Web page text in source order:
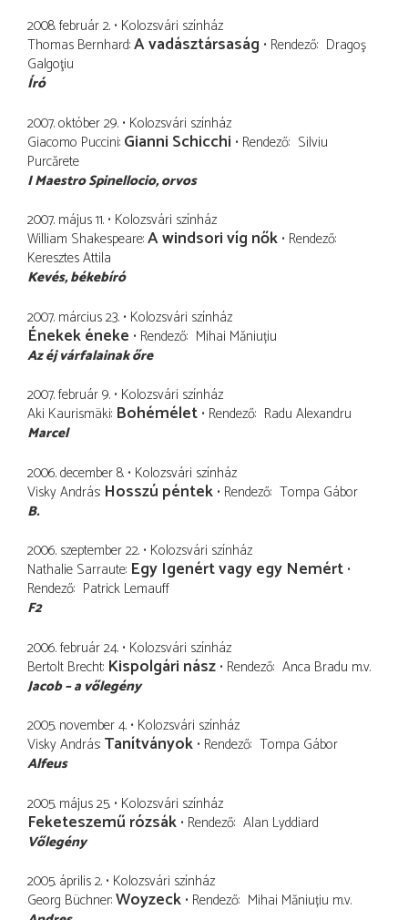
2008. február 2. Kolozsvári színház
Thomas Bernhard A vadásztársaság Rendező Dragoş
Galgoţiu
Író
2007. október 29. Kolozsvári színház
Giacomo Puccini Gianni Schicchi Rendező Silviu
Purcărete
I Maestro Spinellocio orvos
2007. május 11. Kolozsvári színház
William Shakespeare A windsori víg nők Rendező
Keresztes Attila
Kevés békebíró
2007. március 23. Kolozsvári színház
Énekek éneke Rendező Mihai Măniuțiu
Az éj várfalainak őre
2007. február 9. Kolozsvári színház
Aki Kaurismäki Bohémélet Rendező Radu Alexandru
Marcel
2006. december 8. Kolozsvári színház
Visky András Hosszú péntek Rendező Tompa Gábor
B.
2006. szeptember 22. Kolozsvári színház
Nathalie Sarraute Egy Igenért vagy egy Nemért
Rendező Patrick Lemauff
F2
2006. február 24. Kolozsvári színház
Bertolt Brecht Kispolgári nász Rendező Anca Bradu m.v.
Jacob – a vőlegény
2005. november 4. Kolozsvári színház
Visky András Tanítványok Rendező Tompa Gábor
Alfeus
2005. május 25. Kolozsvári színház
Feketeszemű rózsák Rendező Alan Lyddiard
Vőlegény
2005. április 2. Kolozsvári színház
Georg Büchner Woyzeck Rendező Mihai Măniuțiu m.v.